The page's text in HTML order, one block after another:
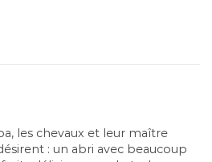
les chevaux et leur maître
: un abri avec beaucoup